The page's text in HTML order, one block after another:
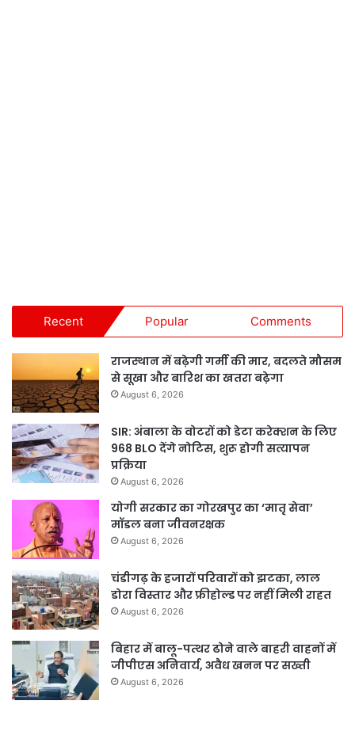
Recent Popular Comments
राजस्थान में बढ़ेगी गर्मी की मार, बदलते मौसम
से सूखा और बारिश का खतरा बढ़ेगा
August 6, 2026
SIR: अंबाला के वोटरों को डेटा करेक्शन के लिए
968 BLO देंगे नोटिस, शुरू होगी सत्यापन
प्रक्रिया
August 6, 2026
योगी सरकार का गोरखपुर का ‘मातृ सेवा’
मॉडल बना जीवनरक्षक
August 6, 2026
चंडीगढ़ के हजारों परिवारों को झटका, लाल
डोरा विस्तार और फ्रीहोल्ड पर नहीं मिली राहत
August 6, 2026
बिहार में बालू-पत्थर ढोने वाले बाहरी वाहनों में
जीपीएस अनिवार्य, अवैध खनन पर सख्ती
August 6, 2026